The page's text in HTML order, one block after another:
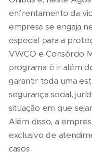
enfrentamento da
empresa se engaja
especial para a
VWCO e Consórcio
programa é ir além
garantir toda uma
segurança social,
situação em que
Além disso, a
exclusivo de
casos.